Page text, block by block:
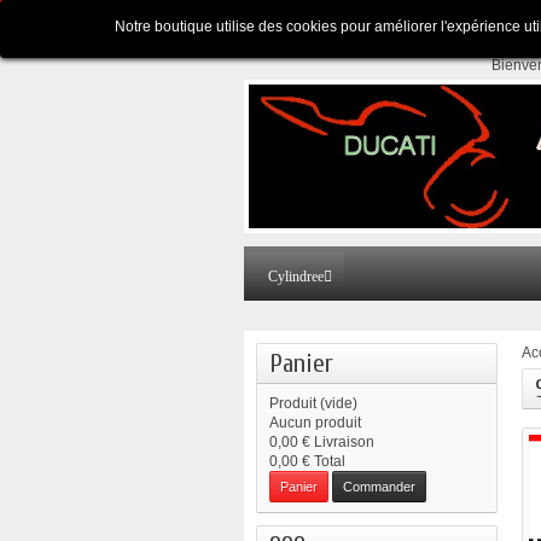
Appelez-nous au :Pour tous
Cylindree
Notre boutique utilise des cookies pour améliorer l'expérience
Panier
Produit (vide)
Aucun produit
0,00 € Livraison
0,00 € Total
Panier Commander